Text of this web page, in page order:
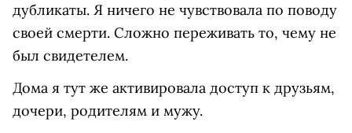
дубликаты. Я ничего не чувствовала по поводу
своей смерти. Сложно переживать то, чему не
был свидетелем.
Дома я тут же активировала доступ к друзьям,
дочери, родителям и мужу.